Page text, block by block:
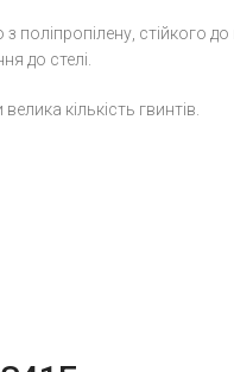
поліпропілену, стійкого
до стелі.
кількість гвинтів.